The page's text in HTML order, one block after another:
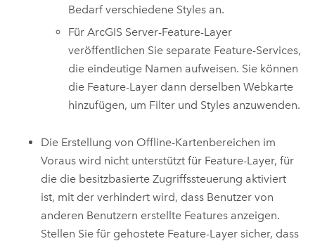
Bedarf verschiedene Styles an.
FürArcGIS Server-Feature-Layer
veröffentlichen Sie separate Feature-Services,
die eindeutige Namen aufweisen. Sie können
die Feature-Layer dann derselben Webkarte
hinzufügen, um Filter und Styles anzuwenden.
Die Erstellung von Offline-Kartenbereichen im
Voraus wird nicht unterstützt für Feature-Layer, für
die die besitzbasierte Zugriffssteuerung aktiviert
ist, mit der verhindert wird, dass Benutzer von
anderen Benutzern erstellte Features anzeigen.
Stellen Sie für gehostete Feature-Layer sicher, dass